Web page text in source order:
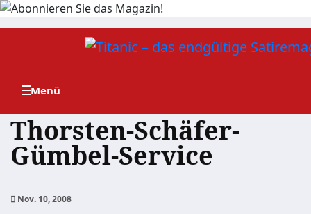
Zum
Thorsten-Schäfer-
Gümbel-Service
Nov. 10, 2008